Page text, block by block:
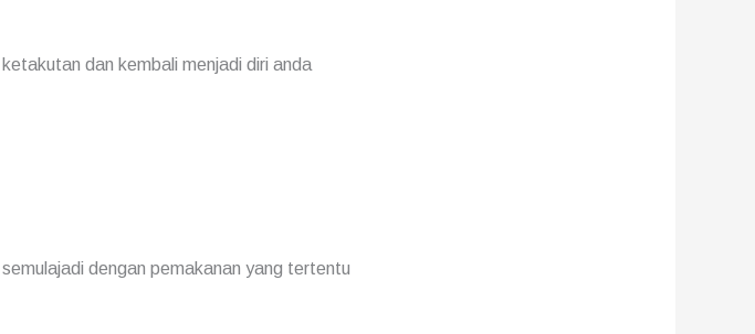
dan kembali menjadi diri anda
dengan pemakanan yang tertentu